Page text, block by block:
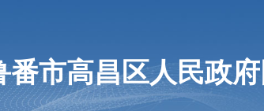
番市高昌区人民政